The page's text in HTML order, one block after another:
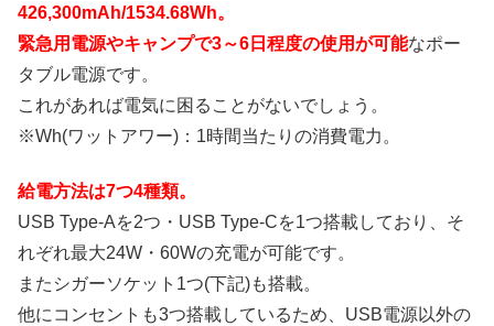
426,300mAh/1534.68Wh。
緊急用電源やキャンプで3～6日程度の使用が可能なポー
タブル電源です。
これがあれば電気に困ることがないでしょう。
※Wh(ワットアワー)：1時間当たりの消費電力。
給電方法は7つ4種類。
USB Type-Aを2つ・USB Type-Cを1つ搭載しており、そ
れぞれ最大24W・60Wの充電が可能です。
またシガーソケット1つ(下記)も搭載。
他にコンセントも3つ搭載しているため、USB電源以外の